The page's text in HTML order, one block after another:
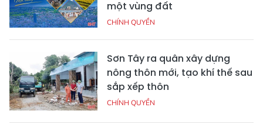
một vùng đất
CHÍNH QUYỀN
Sơn Tây ra quân xây dựng
nông thôn mới, tạo khí thế sau
sắp xếp thôn
CHÍNH QUYỀN